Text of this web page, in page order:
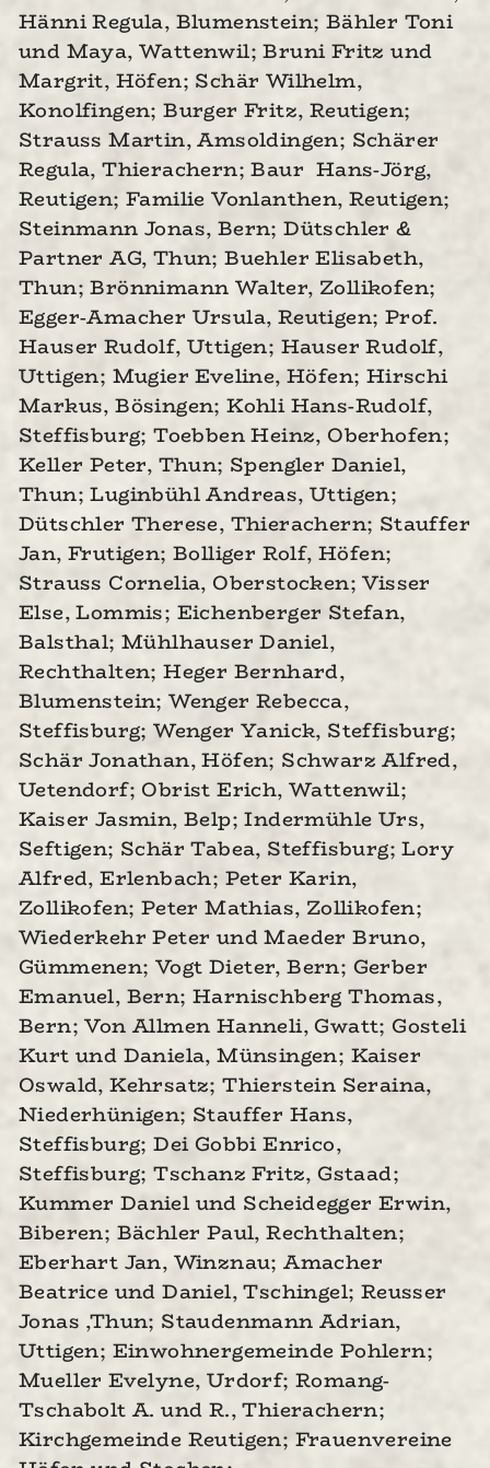
Hänni Regula, Blumenstein; Bähler Toni
und Maya, Wattenwil; Bruni Fritz und
Margrit, Höfen; Schär Wilhelm,
Konolfingen; Burger Fritz, Reutigen;
Strauss Martin, Amsoldingen; Schärer
Regula, Thierachern; Baur Hans-Jörg,
Reutigen; Familie Vonlanthen, Reutigen;
Steinmann Jonas, Bern; Dütschler &
Partner AG, Thun; Buehler Elisabeth,
Thun; Brönnimann Walter, Zollikofen;
Egger-Amacher Ursula, Reutigen; Prof.
Hauser Rudolf, Uttigen; Hauser Rudolf,
Uttigen; Mugier Eveline, Höfen; Hirschi
Markus, Bösingen; Kohli Hans-Rudolf,
Steffisburg; Toebben Heinz, Oberhofen;
Keller Peter, Thun; Spengler Daniel,
Thun; Luginbühl Andreas, Uttigen;
Dütschler Therese, Thierachern; Stauffer
Jan, Frutigen; Bolliger Rolf, Höfen;
Strauss Cornelia, Oberstocken; Visser
Else, Lommis; Eichenberger Stefan,
Balsthal; Mühlhauser Daniel,
Rechthalten; Heger Bernhard,
Blumenstein; Wenger Rebecca,
Steffisburg; Wenger Yanick, Steffisburg;
Schär Jonathan, Höfen; Schwarz Alfred,
Uetendorf; Obrist Erich, Wattenwil;
Kaiser Jasmin, Belp; Indermühle Urs,
Seftigen; Schär Tabea, Steffisburg; Lory
Alfred, Erlenbach; Peter Karin,
Zollikofen; Peter Mathias, Zollikofen;
Wiederkehr Peter und Maeder Bruno,
Gümmenen; Vogt Dieter, Bern; Gerber
Emanuel, Bern; Harnischberg Thomas,
Bern; Von Allmen Hanneli, Gwatt; Gosteli
Kurt und Daniela, Münsingen; Kaiser
Oswald, Kehrsatz; Thierstein Seraina,
Niederhünigen; Stauffer Hans,
Steffisburg; Dei Gobbi Enrico,
Steffisburg; Tschanz Fritz, Gstaad;
Kummer Daniel und Scheidegger Erwin,
Biberen; Bächler Paul, Rechthalten;
Eberhart Jan, Winznau; Amacher
Beatrice und Daniel, Tschingel; Reusser
Jonas ,Thun; Staudenmann Adrian,
Uttigen; Einwohnergemeinde Pohlern;
Mueller Evelyne, Urdorf; Romang-
Tschabolt A. und R., Thierachern;
Kirchgemeinde Reutigen; Frauenvereine